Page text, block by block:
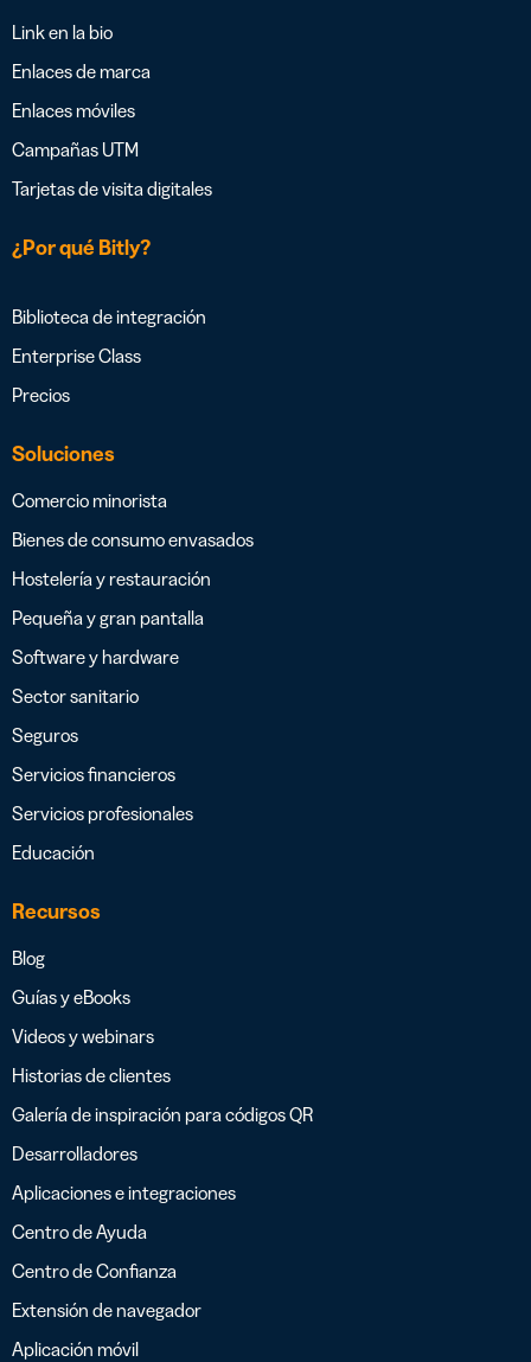
Link en la bio
Enlaces de marca
Enlaces móviles
Campañas UTM
Tarjetas de visita digitales
¿Por qué Bitly?
Biblioteca de integración
Enterprise Class
Precios
Soluciones
Comercio minorista
Bienes de consumo envasados
Hostelería y restauración
Pequeña y gran pantalla
Software y hardware
Sector sanitario
Seguros
Servicios financieros
Servicios profesionales
Educación
Recursos
Blog
Guías y eBooks
Videos y webinars
Historias de clientes
Galería de inspiración para códigos QR
Desarrolladores
Aplicaciones e integraciones
Centro de Ayuda
Centro de Confianza
Extensión de navegador
Aplicación móvil